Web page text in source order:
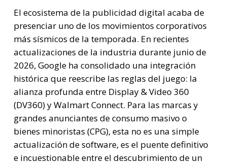
El ecosistema de la publicidad digital acaba de
presenciar uno de los movimientos corporativos
más sísmicos de la temporada. En recientes
actualizaciones de la industria durante junio de
2026, Google ha consolidado una integración
histórica que reescribe las reglas del juego: la
alianza profunda entre Display & Video 360
(DV360) y Walmart Connect. Para las marcas y
grandes anunciantes de consumo masivo o
bienes minoristas (CPG), esta no es una simple
actualización de software, es el puente definitivo
e incuestionable entre el descubrimiento de un